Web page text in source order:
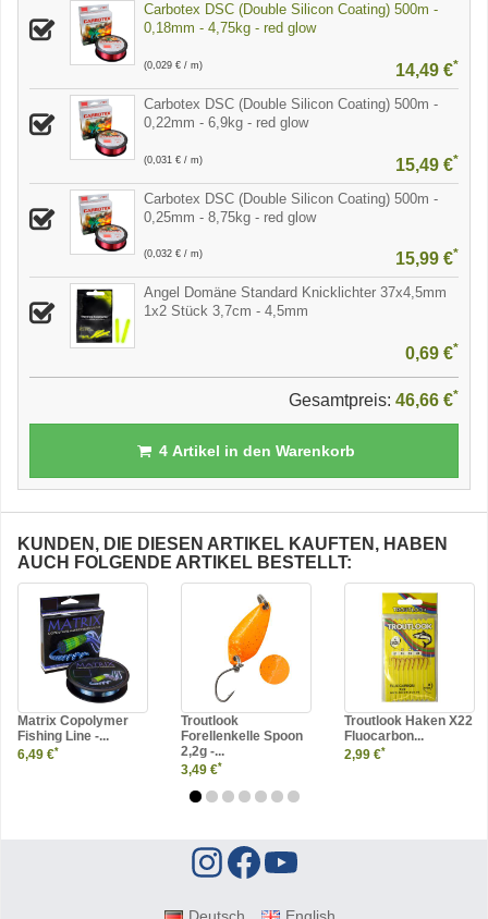
Carbotex DSC (Double Silicon Coating) 500m -
0,18mm - 4,75kg - red glow
(0,029 € / m) 14,49 €*
Carbotex DSC (Double Silicon Coating) 500m -
0,22mm - 6,9kg - red glow
(0,031 € / m) 15,49 €*
Carbotex DSC (Double Silicon Coating) 500m -
0,25mm - 8,75kg - red glow
(0,032 € / m) 15,99 €*
Angel Domäne Standard Knicklichter 37x4,5mm
1x2 Stück 3,7cm - 4,5mm
0,69 €*
Gesamtpreis: 46,66 €*
4Artikel in den Warenkorb
KUNDEN, DIE DIESEN ARTIKEL KAUFTEN, HABEN
AUCH FOLGENDE ARTIKEL BESTELLT:
Matrix Copolymer
Fishing Line -...
6,49 €*
Troutlook
Forellenkelle Spoon
2,2g -...
3,49 €*
Troutlook Haken X22
Fluocarbon...
2,99 €*